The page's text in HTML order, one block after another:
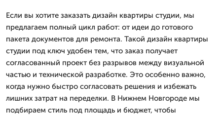
Если вы хотите заказать дизайн квартиры студии, мы
предлагаем полный цикл работ: от идеи до готового
пакета документов для ремонта. Такой дизайн квартиры
студии под ключ удобен тем, что заказ получает
согласованный проект без разрывов между визуальной
частью и технической разработке. Это особенно важно,
когда нужно быстро согласовать решения и избежать
лишних затрат на переделки. В Нижнем Новгороде мы
подбираем стиль под площадь и бюджет, чтобы